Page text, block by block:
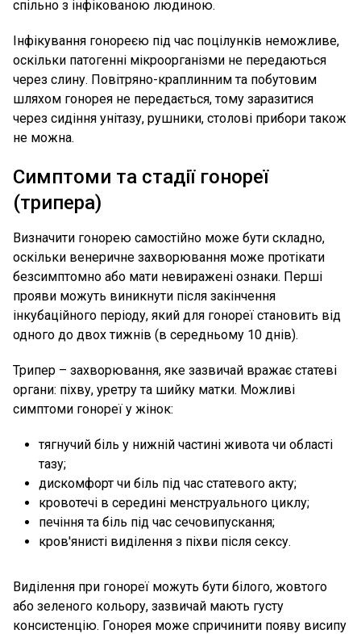
спільно з інфікованою людиною.
Інфікування гонореєю під час поцілунків неможливе,
оскільки патогенні мікроорганізми не передаються
через слину. Повітряно-краплинним та побутовим
шляхом гонорея не передається, тому заразитися
через сидіння унітазу, рушники, столові прибори також
не можна.
Симптоми та стадії гонореї
(трипера)
Визначити гонорею самостійно може бути складно,
оскільки венеричне захворювання може протікати
безсимптомно або мати невиражені ознаки. Перші
прояви можуть виникнути після закінчення
інкубаційного періоду, який для гонореї становить від
одного до двох тижнів (в середньому 10 днів).
Трипер – захворювання, яке зазвичай вражає статеві
органи: піхву, уретру та шийку матки. Можливі
симптоми гонореї у жінок:
тягнучий біль у нижній частині живота чи області
тазу;
дискомфорт чи біль під час статевого акту;
кровотечі в середині менструального циклу;
печіння та біль під час сечовипускання;
кров'янисті виділення з піхви після сексу.
Виділення при гонореї можуть бути білого, жовтого
або зеленого кольору, зазвичай мають густу
консистенцію. Гонорея може спричинити появу висипу